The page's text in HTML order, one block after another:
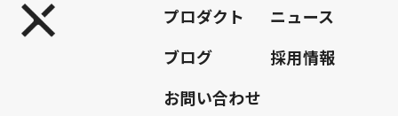
プロダクト
ニュース
ブログ
採用情報
お問い合わせ